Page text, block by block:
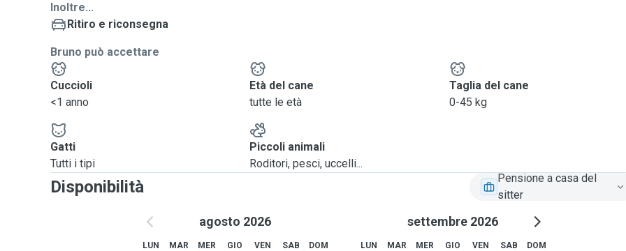
Inoltre...
Ritiro e riconsegna
Bruno può accettare
Cuccioli
<1 anno
Età del cane
tutte le età
Taglia del cane
0-45 kg
Gatti
Tutti i tipi
Piccoli animali
Roditori, pesci, uccelli...
Disponibilità
Pensione a casa del
sitter
agosto 2026
LUN MAR MER GIO VEN SAB DOM
settembre 2026
LUN MAR MER GIO VEN SAB DOM